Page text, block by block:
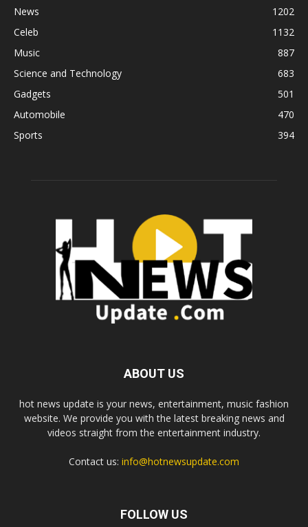
News
1202
Celeb
1132
Music
887
Science and Technology
683
Gadgets
501
Automobile
470
Sports
394
ABOUT US
hot news update is your news, entertainment, music fashion
website. We provide you with the latest breaking news and
videos straight from the entertainment industry.
Contact us: info@hotnewsupdate.com
FOLLOW US